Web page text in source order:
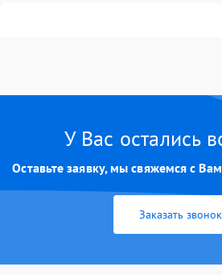
У Вас остались
Оставьте заявку, мы свяжемся с
Заказать звонок